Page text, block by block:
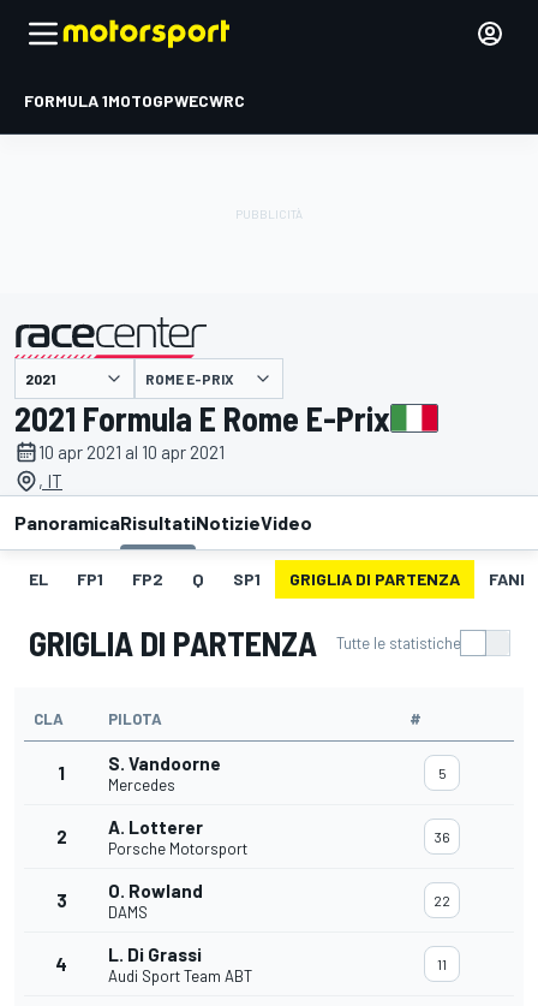
FORMULA 1MOTOGPWECWRC
presentato da ROME E-PRIX
2021 Formula E Rome E-Prix
10 apr 2021 al 10 apr 2021
, IT
PanoramicaRisultatiNotizieVideo
EL FP1 FP2 Q SP1 GRIGLIA DI PARTENZA
GRIGLIA DI PARTENZA Tutte le statistiche
CLA PILOTA #
1 S. Vandoorne
Mercedes
5
2 A. Lotterer
Porsche Motorsport
36
3 O. Rowland
DAMS
22
4 L. Di Grassi
Audi Sport Team ABT
11